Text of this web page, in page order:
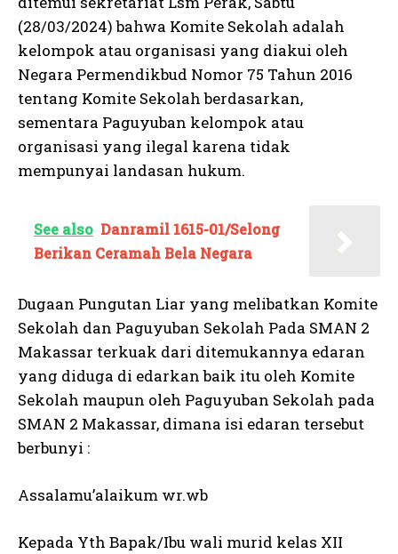
(28/03/2024) bahwa Komite Sekolah adalah
kelompok atau organisasi yang diakui oleh
Negara Permendikbud Nomor 75 Tahun 2016
tentang Komite Sekolah berdasarkan,
sementara Paguyuban kelompok atau
organisasi yang ilegal karena tidak
mempunyai landasan hukum.
See also Danramil 1615-01/Selong
Berikan Ceramah Bela Negara
Dugaan Pungutan Liar yang melibatkan Komite
Sekolah dan Paguyuban Sekolah Pada SMAN 2
Makassar terkuak dari ditemukannya edaran
yang diduga di edarkan baik itu oleh Komite
Sekolah maupun oleh Paguyuban Sekolah pada
SMAN 2 Makassar, dimana isi edaran tersebut
berbunyi :
Assalamu’alaikum wr.wb
Kepada Yth Bapak/Ibu wali murid kelas XII